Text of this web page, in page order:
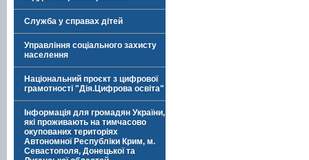
Служба у справах дітей
Управління соціального захисту
населення
Національний проєкт з цифрової
грамотності "Дія.Цифрова освіта"
Інформація для громадян України,
які проживають на тимчасово
окупованих територіях
Автономної Республіки Крим, м.
Севастополя, Донецької та